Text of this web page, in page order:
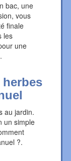
bac, une
vous
finale
les
une
herbes
au jardin.
un simple
?.